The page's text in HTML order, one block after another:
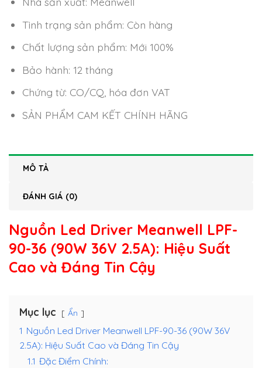
Tình trạng sản phẩm: Còn hàng
Chất lượng sản phẩm: Mới 100%
Bảo hành: 12 tháng
Chứng từ: CO/CQ, hóa đơn VAT
SẢN PHẨM CAM KẾT CHÍNH HÃNG
MÔ TẢ
ĐÁNH GIÁ (0)
Nguồn Led Driver Meanwell LPF-
90-36 (90W 36V 2.5A): Hiệu Suất
Cao và Đáng Tin Cậy
Mục lục Ẩn
1 Nguồn Led Driver Meanwell LPF-90-36 (90W 36V
2.5A): Hiệu Suất Cao và Đáng Tin Cậy
1.1 Đặc Điểm Chính: